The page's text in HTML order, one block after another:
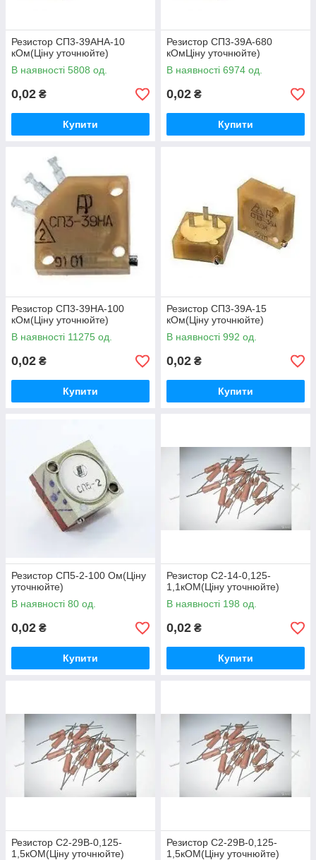
Резистор СП3-39АНА-10
кОм(Ціну уточнюйте)
В наявності 5808 од.
0,02 ₴
Купити
Резистор СП3-39А-680
кОмЦіну уточнюйте)
В наявності 6974 од.
0,02 ₴
Купити
Резистор СП3-39НА-100
кОм(Ціну уточнюйте)
В наявності 11275 од.
0,02 ₴
Купити
Резистор СП3-39А-15
кОм(Ціну уточнюйте)
В наявності 992 од.
0,02 ₴
Купити
Резистор СП5-2-100 Ом(Ціну
уточнюйте)
В наявності 80 од.
0,02 ₴
Купити
Резистор С2-14-0,125-
1,1кОМ(Ціну уточнюйте)
В наявності 198 од.
0,02 ₴
Купити
Резистор С2-29В-0,125-
1,5кОМ(Ціну уточнюйте)
Резистор С2-29В-0,125-
1,5кОМ(Ціну уточнюйте)